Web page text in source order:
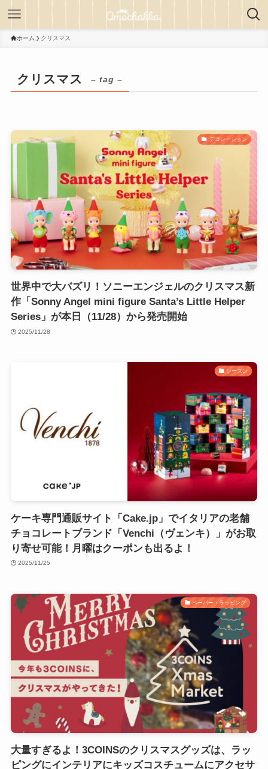
ホーム クリスマス
クリスマス – tag –
デコレーション
世界中で大バズリ！ソニーエンジェルのクリスマス新
作「Sonny Angel mini figure Santa’s Little Helper
Series」が本日（11/28）から発売開始
2025/11/28
シーズン
ケーキ専門通販サイト「Cake.jp」でイタリアの老舗
チョコレートブランド「Venchi（ヴェンキ）」がお取
り寄せ可能！月曜はクーポンも出るよ！
2025/11/25
ペーパー・ラッピング
大量すぎるよ！3COINSのクリスマスグッズは、ラッ
ピングにインテリアにキッズコスチュームにアクセサ